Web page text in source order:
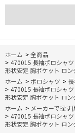
ホーム > 全商品
> 470015 長袖ポロシャツ
形状安定 胸ポケット ロ
ホーム > ポロシャツ >
> 470015 長袖ポロシャツ
形状安定 胸ポケット ロ
ホーム > メーカーで探す(
> 470015 長袖ポロシャツ
形状安定 胸ポケット ロ